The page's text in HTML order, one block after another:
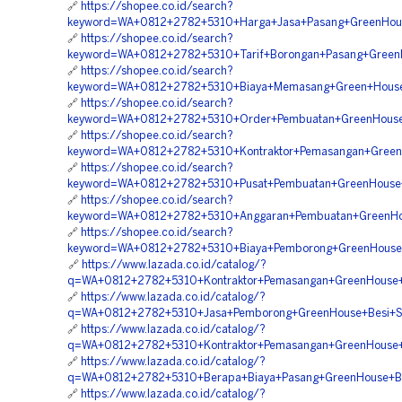
🔗 https://shopee.co.id/search?
🔗 https://shopee.co.id/search?
🔗 https://shopee.co.id/search?
🔗 https://shopee.co.id/search?
🔗 https://shopee.co.id/search?
🔗 https://shopee.co.id/search?
🔗 https://shopee.co.id/search?
🔗 https://shopee.co.id/search?
🔗 https://www.lazada.co.id/catalog/?
🔗 https://www.lazada.co.id/catalog/?
🔗 https://www.lazada.co.id/catalog/?
🔗 https://www.lazada.co.id/catalog/?
🔗 https://www.lazada.co.id/catalog/?